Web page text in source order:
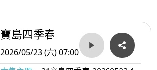
寶島四季春
2026/05/23 (六) 07:00